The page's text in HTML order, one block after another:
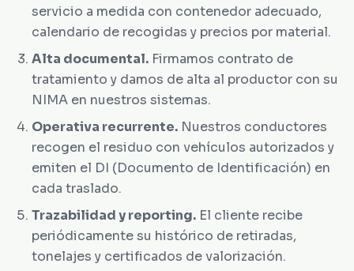
servicio a medida con contenedor adecuado,
calendario de recogidas y precios por material.
Alta documental. Firmamos contrato de
tratamiento y damos de alta al productor con su
NIMA en nuestros sistemas.
Operativa recurrente. Nuestros conductores
recogen el residuo con vehículos autorizados y
emiten el DI (Documento de Identificación) en
cada traslado.
Trazabilidad y reporting. El cliente recibe
periódicamente su histórico de retiradas,
tonelajes y certificados de valorización.